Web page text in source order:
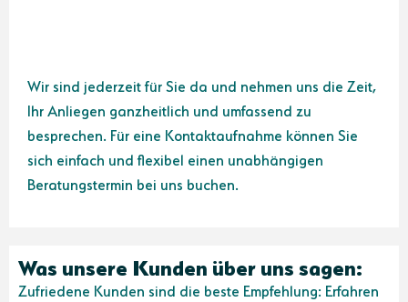
Wir sind jederzeit für Sie da und nehmen uns die Zeit,
Ihr Anliegen ganzheitlich und umfassend zu
besprechen. Für eine Kontaktaufnahme können Sie
sich einfach und flexibel einen unabhängigen
Beratungstermin bei uns buchen.
Was unsere Kunden über uns sagen:
Zufriedene Kunden sind die beste Empfehlung: Erfahren